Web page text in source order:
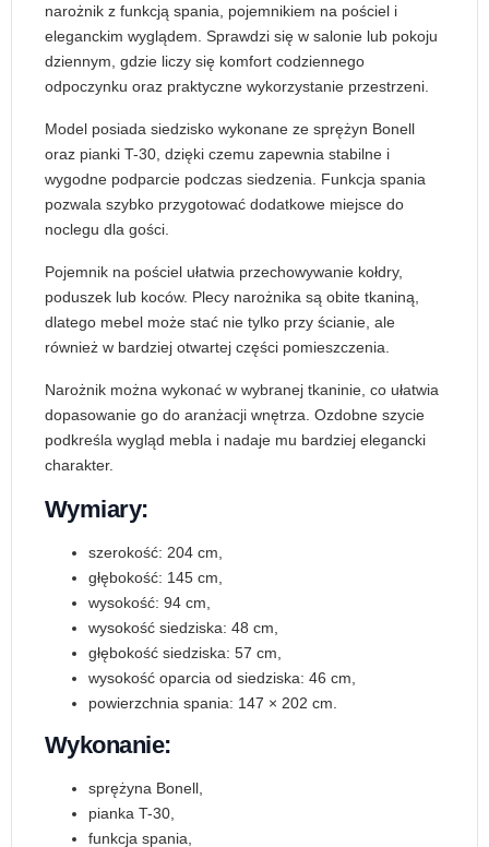
narożnik z funkcją spania, pojemnikiem na pościel i
eleganckim wyglądem. Sprawdzi się w salonie lub pokoju
dziennym, gdzie liczy się komfort codziennego
odpoczynku oraz praktyczne wykorzystanie przestrzeni.
Model posiada siedzisko wykonane ze sprężyn Bonell
oraz pianki T-30, dzięki czemu zapewnia stabilne i
wygodne podparcie podczas siedzenia. Funkcja spania
pozwala szybko przygotować dodatkowe miejsce do
noclegu dla gości.
Pojemnik na pościel ułatwia przechowywanie kołdry,
poduszek lub koców. Plecy narożnika są obite tkaniną,
dlatego mebel może stać nie tylko przy ścianie, ale
również w bardziej otwartej części pomieszczenia.
Narożnik można wykonać w wybranej tkaninie, co ułatwia
dopasowanie go do aranżacji wnętrza. Ozdobne szycie
podkreśla wygląd mebla i nadaje mu bardziej elegancki
charakter.
Wymiary:
szerokość: 204 cm,
głębokość: 145 cm,
wysokość: 94 cm,
wysokość siedziska: 48 cm,
głębokość siedziska: 57 cm,
wysokość oparcia od siedziska: 46 cm,
powierzchnia spania: 147 × 202 cm.
Wykonanie:
sprężyna Bonell,
pianka T-30,
funkcja spania,